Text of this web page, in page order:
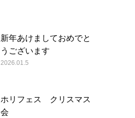
新年あけましておめでと
うございます
2026.01.5
ホリフェス クリスマス
会